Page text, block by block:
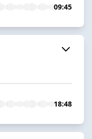
09:45
18:48